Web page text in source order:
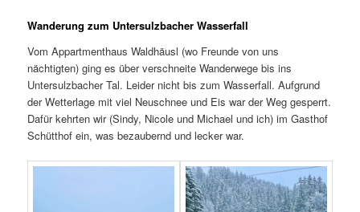
Wanderung zum Untersulzbacher Wasserfall
Vom Appartmenthaus Waldhäusl (wo Freunde von uns
nächtigten) ging es über verschneite Wanderwege bis ins
Untersulzbacher Tal. Leider nicht bis zum Wasserfall. Aufgrund
der Wetterlage mit viel Neuschnee und Eis war der Weg gesperrt.
Dafür kehrten wir (Sindy, Nicole und Michael und ich) im Gasthof
Schütthof ein, was bezaubernd und lecker war.